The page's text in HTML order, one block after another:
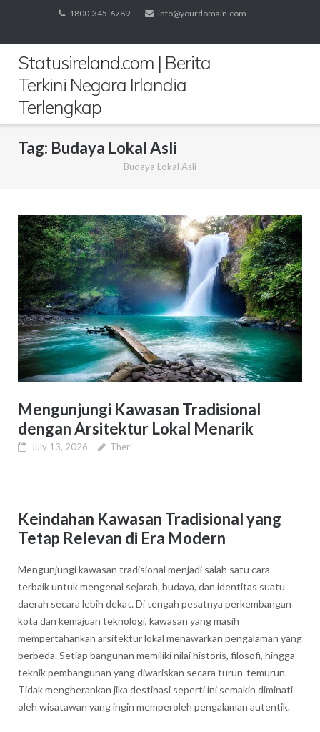
content
1800-345-6789 info@yourdomain.com
Statusireland.com | Berita
Terkini Negara Irlandia
Terlengkap
Tag: Budaya Lokal Asli
Budaya Lokal Asli
Mengunjungi Kawasan Tradisional
dengan Arsitektur Lokal Menarik
July 13, 2026 Therl
Keindahan Kawasan Tradisional yang
Tetap Relevan di Era Modern
Mengunjungi kawasan tradisional menjadi salah satu cara
terbaik untuk mengenal sejarah, budaya, dan identitas suatu
daerah secara lebih dekat. Di tengah pesatnya perkembangan
kota dan kemajuan teknologi, kawasan yang masih
mempertahankan arsitektur lokal menawarkan pengalaman yang
berbeda. Setiap bangunan memiliki nilai historis, filosofi, hingga
teknik pembangunan yang diwariskan secara turun-temurun.
Tidak mengherankan jika destinasi seperti ini semakin diminati
oleh wisatawan yang ingin memperoleh pengalaman autentik.